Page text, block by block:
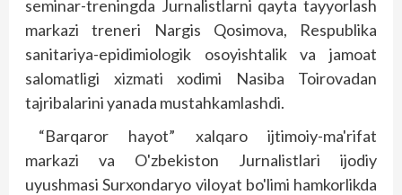
seminar-treningda Jurnalistlarni qayta tayyorlash
markazi treneri Nargis Qosimova, Respublika
sanitariya-epidimiologik osoyishtalik va jamoat
salomatligi xizmati xodimi Nasiba Toirovadan
tajribalarini yanada mustahkamlashdi.
“Barqaror hayot” xalqaro ijtimoiy-ma'rifat
markazi va O'zbekis­ton Jurnalistlari ijodiy
uyushmasi Surxondaryo viloyat bo'limi hamkorlikda